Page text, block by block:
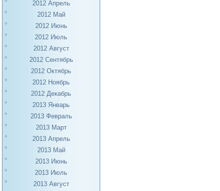
2012 Апрель
2012 Май
2012 Июнь
2012 Июль
2012 Август
2012 Сентябрь
2012 Октябрь
2012 Ноябрь
2012 Декабрь
2013 Январь
2013 Февраль
2013 Март
2013 Апрель
2013 Май
2013 Июнь
2013 Июль
2013 Август